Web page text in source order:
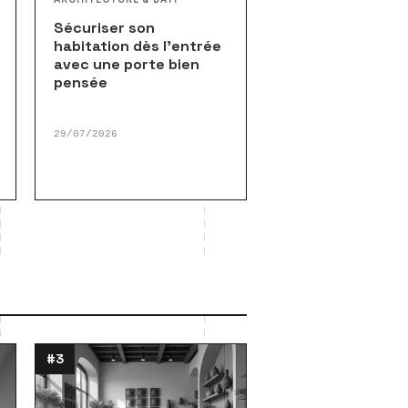
Sécuriser son
habitation dès l’entrée
avec une porte bien
pensée
29/07/2026